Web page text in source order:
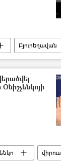
Բյուրեղավան
վիրուս